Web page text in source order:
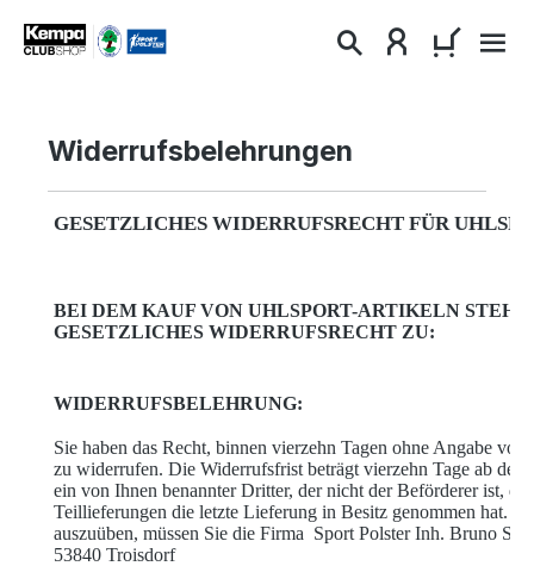
springen
Widerrufsbelehrungen
GESETZLICHES WIDERRUFSRECHT FÜR
BEI DEM KAUF VON UHLSPORT-ARTIKELN
GESETZLICHES WIDERRUFSRECHT ZU:
WIDERRUFSBELEHRUNG:
Sie haben das Recht, binnen vierzehn Tagen ohne Angabe von
zu widerrufen. Die Widerrufsfrist beträgt vierzehn Tage ab dem
ein von Ihnen benannter Dritter, der nicht der Beförderer ist,
Teillieferungen die letzte Lieferung in Besitz genommen hat.
auszuüben, müssen Sie die Firma Sport Polster Inh. Bruno
53840 Troisdorf